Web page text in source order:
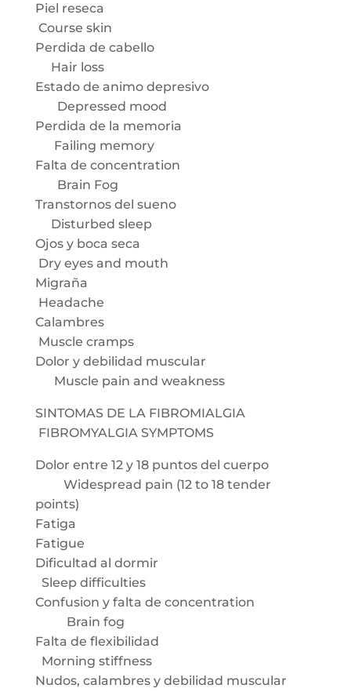
Piel reseca
Course skin
Perdida de cabello
Hair loss
Estado de animo depresivo
Depressed mood
Perdida de la memoria
Failing memory
Falta de concentration
Brain Fog
Transtornos del sueno
Disturbed sleep
Ojos y boca seca
Dry eyes and mouth
Migraña
Headache
Calambres
Muscle cramps
Dolor y debilidad muscular
Muscle pain and weakness
SINTOMAS DE LA FIBROMIALGIA
FIBROMYALGIA SYMPTOMS
Dolor entre 12 y 18 puntos del cuerpo
Widespread pain (12 to 18 tender
points)
Fatiga
Fatigue
Dificultad al dormir
Sleep difficulties
Confusion y falta de concentration
Brain fog
Falta de flexibilidad
Morning stiffness
Nudos, calambres y debilidad muscular